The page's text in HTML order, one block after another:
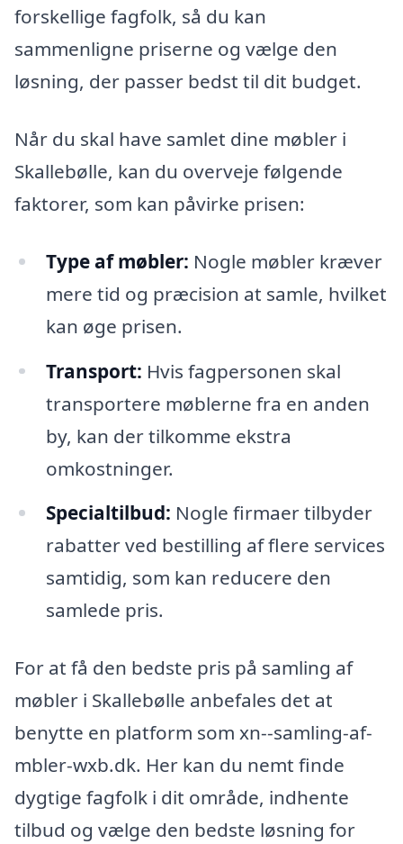
forskellige fagfolk, så du kan
sammenligne priserne og vælge den
løsning, der passer bedst til dit budget.
Når du skal have samlet dine møbler i
Skallebølle, kan du overveje følgende
faktorer, som kan påvirke prisen:
Type af møbler: Nogle møbler kræver
mere tid og præcision at samle, hvilket
kan øge prisen.
Transport: Hvis fagpersonen skal
transportere møblerne fra en anden
by, kan der tilkomme ekstra
omkostninger.
Specialtilbud: Nogle firmaer tilbyder
rabatter ved bestilling af flere services
samtidig, som kan reducere den
samlede pris.
For at få den bedste pris på samling af
møbler i Skallebølle anbefales det at
benytte en platform som xn--samling-af-
mbler-wxb.dk. Her kan du nemt finde
dygtige fagfolk i dit område, indhente
tilbud og vælge den bedste løsning for